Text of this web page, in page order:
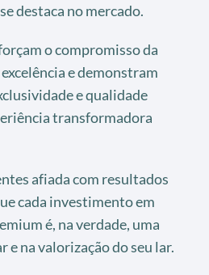
destaca no mercado.
o compromisso da
e demonstram
e qualidade
transformadora
afiada com resultados
cada investimento em
é, na verdade, uma
e na valorização do seu lar.